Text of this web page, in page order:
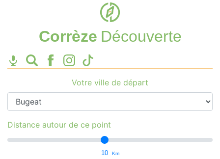
Corrèze Découverte
Votre ville de départ
Distance autour de ce point
10 Km